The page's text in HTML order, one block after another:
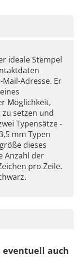
ideale Stempel
Adresse. Er
Möglichkeit,
setzen und
Typensätze -
mm Typen
dieses
Anzahl der
pro Zeile.
auch